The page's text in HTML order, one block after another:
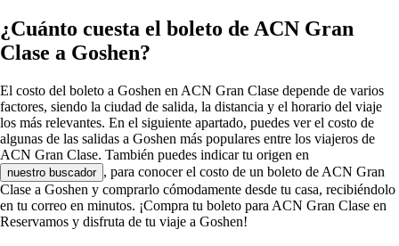
¿Cuánto cuesta el boleto de ACN Gran
Clase a Goshen?
El costo del boleto a Goshen en ACN Gran Clase depende de varios
factores, siendo la ciudad de salida, la distancia y el horario del viaje
los más relevantes. En el siguiente apartado, puedes ver el costo de
algunas de las salidas a Goshen más populares entre los viajeros de
ACN Gran Clase. También puedes indicar tu origen en
nuestro buscador , para conocer el costo de un boleto de ACN Gran
Clase a Goshen y comprarlo cómodamente desde tu casa, recibiéndolo
en tu correo en minutos. ¡Compra tu boleto para ACN Gran Clase en
Reservamos y disfruta de tu viaje a Goshen!